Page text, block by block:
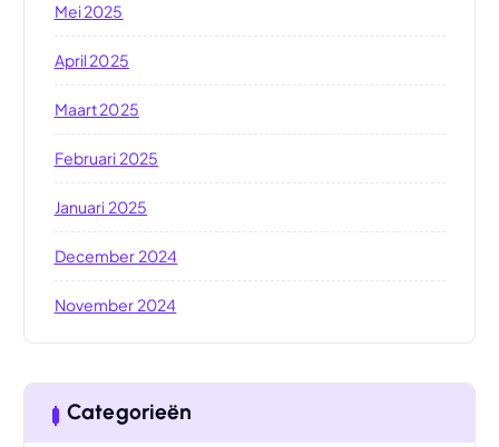
Mei 2025
April 2025
Maart 2025
Februari 2025
Januari 2025
December 2024
November 2024
Categorieën